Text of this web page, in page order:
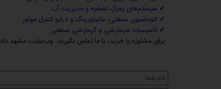
✔ سیستم‌های پمپاژ، تصفیه و مدیریت آب
✔ اتوماسیون صنعتی، مانیتورینگ و درایو کنترل موتور
✔ تأسیسات سرمایشی و گرمایشی صنعتی
برای مشاوره یا خرید، با ما تماس بگیرید: وب‌سایت مشهد